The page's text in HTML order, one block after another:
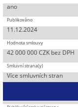
ano
11.12.2024
42 000 000 CZK bez DPH
Více smluvních stran